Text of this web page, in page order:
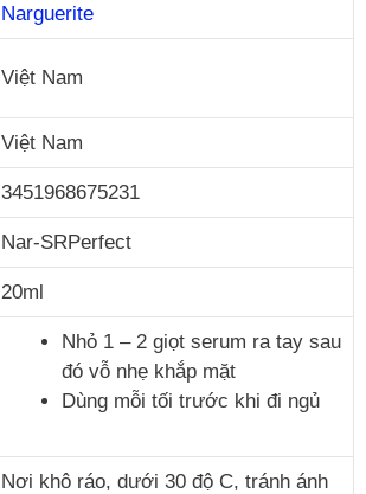
Narguerite
Việt Nam
Việt Nam
3451968675231
Nar-SRPerfect
20ml
Nhỏ 1 – 2 giọt serum ra tay sau
đó vỗ nhẹ khắp mặt
Dùng mỗi tối trước khi đi ngủ
Nơi khô ráo, dưới 30 độ C, tránh ánh